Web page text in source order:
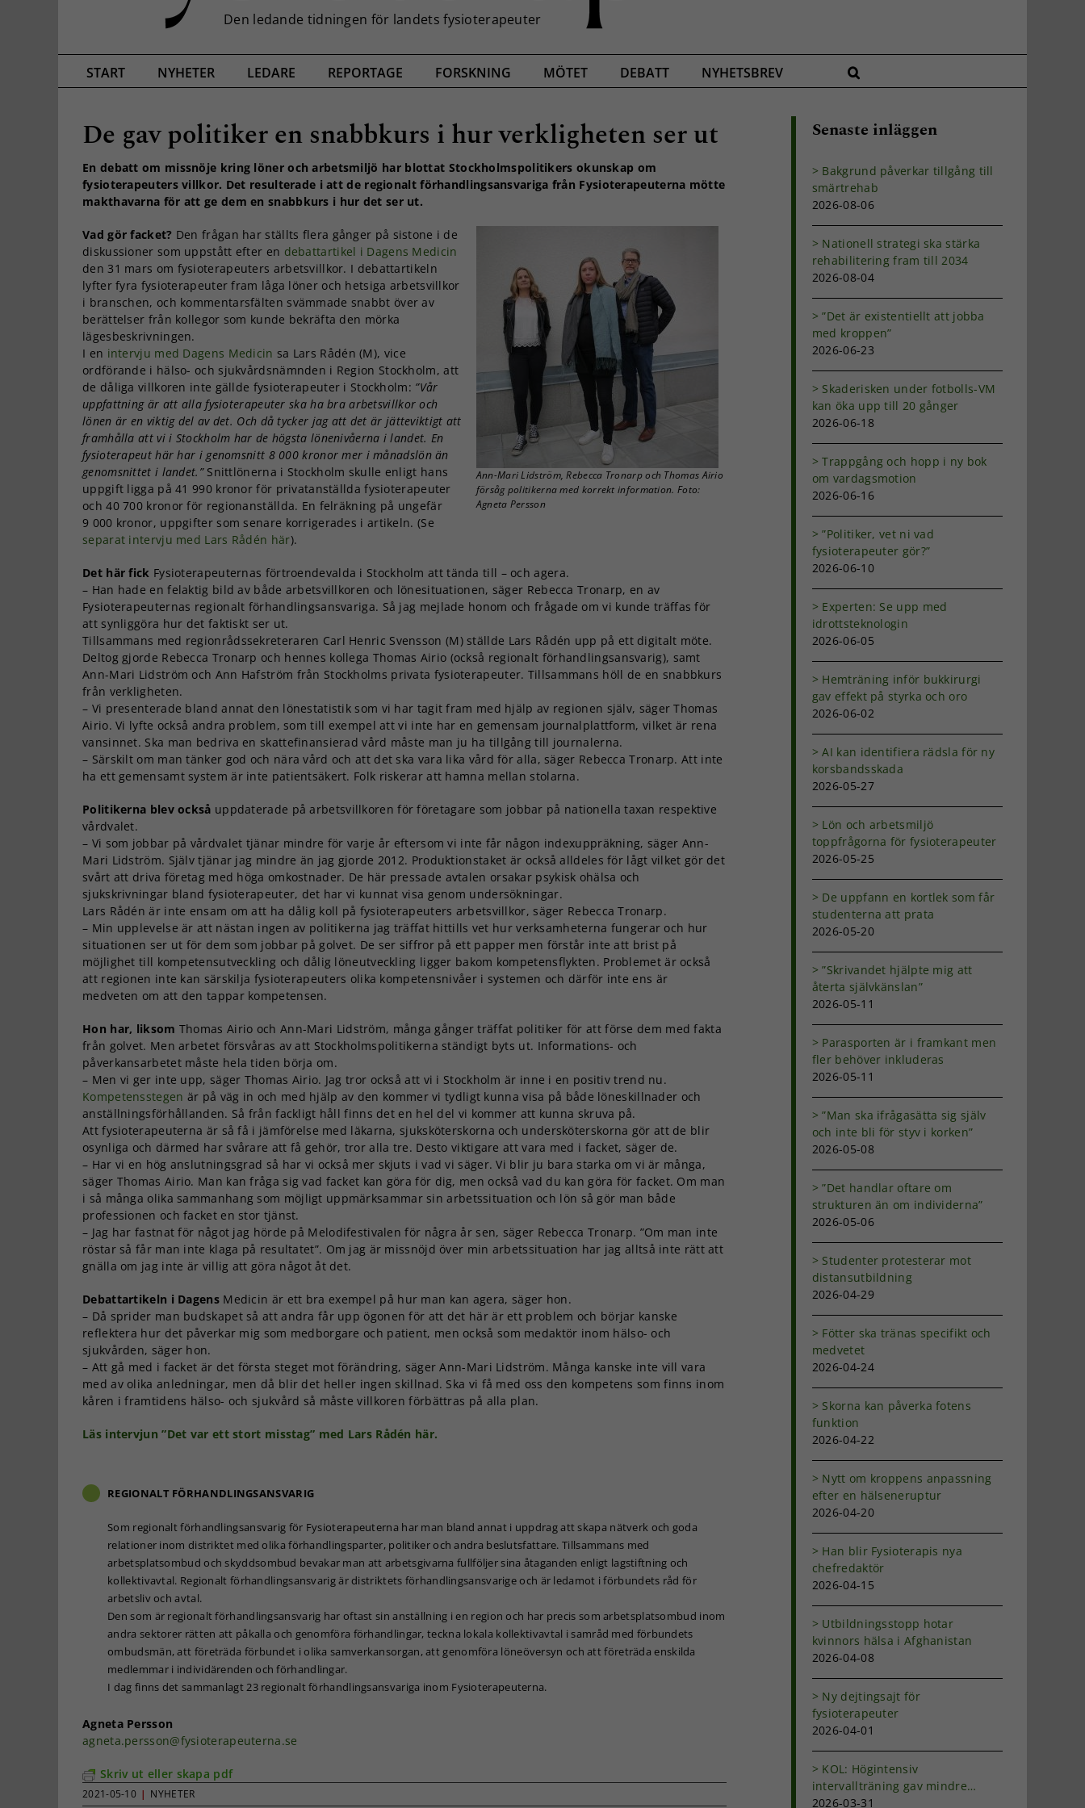
START NYHETER LEDARE REPORTAGE FORSKNING MÖTET DEBATT NYHETSBREV
De gav politiker en snabbkurs i hur verkligheten ser ut
En debatt om missnöje kring löner och arbetsmiljö har blottat Stockholmspolitikers okunskap om
fysioterapeuters villkor. Det resulterade i att de regionalt förhandlingsansvariga från Fysioterapeuterna mötte
makthavarna för att ge dem en snabbkurs i hur det ser ut.
Ann-Mari Lidström, Rebecca Tronarp och Thomas Airio
försåg politikerna med korrekt information. Foto:
Agneta Persson
Vad gör facket? Den frågan har ställts flera gånger på sistone i de
diskussioner som uppstått efter en debattartikel i Dagens Medicin
den 31 mars om fysioterapeuters arbetsvillkor. I debattartikeln
lyfter fyra fysioterapeuter fram låga löner och hetsiga arbetsvillkor
i branschen, och kommentarsfälten svämmade snabbt över av
berättelser från kollegor som kunde bekräfta den mörka
lägesbeskrivningen.
I en intervju med Dagens Medicin sa Lars Rådén (M), vice
ordförande i hälso- och sjukvårdsnämnden i Region Stockholm, att
de dåliga villkoren inte gällde fysioterapeuter i Stockholm: ”Vår
uppfattning är att alla fysioterapeuter ska ha bra arbetsvillkor och
lönen är en viktig del av det. Och då tycker jag att det är jätteviktigt att
framhålla att vi i Stockholm har de högsta lönenivåerna i landet. En
fysioterapeut här har i genomsnitt 8 000 kronor mer i månadslön än
genomsnittet i landet.” Snittlönerna i Stockholm skulle enligt hans
uppgift ligga på 41 990 kronor för privatanställda fysioterapeuter
och 40 700 kronor för regionanställda. En felräkning på ungefär
9 000 kronor, uppgifter som senare korrigerades i artikeln. (Se
separat intervju med Lars Rådén här).
Det här fick Fysioterapeuternas förtroendevalda i Stockholm att tända till – och agera.
– Han hade en felaktig bild av både arbetsvillkoren och lönesituationen, säger Rebecca Tronarp, en av
Fysioterapeuternas regionalt förhandlingsansvariga. Så jag mejlade honom och frågade om vi kunde träffas för
att synliggöra hur det faktiskt ser ut.
Tillsammans med regionrådssekreteraren Carl Henric Svensson (M) ställde Lars Rådén upp på ett digitalt möte.
Deltog gjorde Rebecca Tronarp och hennes kollega Thomas Airio (också regionalt förhandlingsansvarig), samt
Ann-Mari Lidström och Ann Hafström från Stockholms privata fysioterapeuter. Tillsammans höll de en snabbkurs
från verkligheten.
– Vi presenterade bland annat den lönestatistik som vi har tagit fram med hjälp av regionen själv, säger Thomas
Airio. Vi lyfte också andra problem, som till exempel att vi inte har en gemensam journalplattform, vilket är rena
vansinnet. Ska man bedriva en skattefinansierad vård måste man ju ha tillgång till journalerna.
– Särskilt om man tänker god och nära vård och att det ska vara lika vård för alla, säger Rebecca Tronarp. Att inte
ha ett gemensamt system är inte patientsäkert. Folk riskerar att hamna mellan stolarna.
Politikerna blev också uppdaterade på arbetsvillkoren för företagare som jobbar på nationella taxan respektive
vårdvalet.
– Vi som jobbar på vårdvalet tjänar mindre för varje år eftersom vi inte får någon indexuppräkning, säger Ann-
Mari Lidström. Själv tjänar jag mindre än jag gjorde 2012. Produktionstaket är också alldeles för lågt vilket gör det
svårt att driva företag med höga omkostnader. De här pressade avtalen orsakar psykisk ohälsa och
sjukskrivningar bland fysioterapeuter, det har vi kunnat visa genom undersökningar.
Lars Rådén är inte ensam om att ha dålig koll på fysioterapeuters arbetsvillkor, säger Rebecca Tronarp.
– Min upplevelse är att nästan ingen av politikerna jag träffat hittills vet hur verksamheterna fungerar och hur
situationen ser ut för dem som jobbar på golvet. De ser siffror på ett papper men förstår inte att brist på
möjlighet till kompetensutveckling och dålig löneutveckling ligger bakom kompetensflykten. Problemet är också
att regionen inte kan särskilja fysioterapeuters olika kompetensnivåer i systemen och därför inte ens är
medveten om att den tappar kompetensen.
Hon har, liksom Thomas Airio och Ann-Mari Lidström, många gånger träffat politiker för att förse dem med fakta
från golvet. Men arbetet försvåras av att Stockholmspolitikerna ständigt byts ut. Informations- och
påverkansarbetet måste hela tiden börja om.
– Men vi ger inte upp, säger Thomas Airio. Jag tror också att vi i Stockholm är inne i en positiv trend nu.
Kompetensstegen är på väg in och med hjälp av den kommer vi tydligt kunna visa på både löneskillnader och
anställningsförhållanden. Så från fackligt håll finns det en hel del vi kommer att kunna skruva på.
Att fysioterapeuterna är så få i jämförelse med läkarna, sjuksköterskorna och undersköterskorna gör att de blir
osynliga och därmed har svårare att få gehör, tror alla tre. Desto viktigare att vara med i facket, säger de.
– Har vi en hög anslutningsgrad så har vi också mer skjuts i vad vi säger. Vi blir ju bara starka om vi är många,
säger Thomas Airio. Man kan fråga sig vad facket kan göra för dig, men också vad du kan göra för facket. Om man
i så många olika sammanhang som möjligt uppmärksammar sin arbetssituation och lön så gör man både
professionen och facket en stor tjänst.
– Jag har fastnat för något jag hörde på Melodifestivalen för några år sen, säger Rebecca Tronarp. ”Om man inte
röstar så får man inte klaga på resultatet”. Om jag är missnöjd över min arbetssituation har jag alltså inte rätt att
gnälla om jag inte är villig att göra något åt det.
Debattartikeln i DagensMedicin är ett bra exempel på hur man kan agera, säger hon.
– Då sprider man budskapet så att andra får upp ögonen för att det här är ett problem och börjar kanske
reflektera hur det påverkar mig som medborgare och patient, men också som medaktör inom hälso- och
sjukvården, säger hon.
– Att gå med i facket är det första steget mot förändring, säger Ann-Mari Lidström. Många kanske inte vill vara
med av olika anledningar, men då blir det heller ingen skillnad. Ska vi få med oss den kompetens som finns inom
kåren i framtidens hälso- och sjukvård så måste villkoren förbättras på alla plan.
Läs intervjun ”Det var ett stort misstag” med Lars Rådén här.
REGIONALT FÖRHANDLINGSANSVARIG
Som regionalt förhandlingsansvarig för Fysioterapeuterna har man bland annat i uppdrag att skapa nätverk och goda
relationer inom distriktet med olika förhandlingsparter, politiker och andra beslutsfattare. Tillsammans med
arbetsplatsombud och skyddsombud bevakar man att arbetsgivarna fullföljer sina åtaganden enligt lagstiftning och
kollektivavtal. Regionalt förhandlingsansvarig är distriktets förhandlingsansvarige och är ledamot i förbundets råd för
arbetsliv och avtal.
Den som är regionalt förhandlingsansvarig har oftast sin anställning i en region och har precis som arbetsplatsombud inom
andra sektorer rätten att påkalla och genomföra förhandlingar, teckna lokala kollektivavtal i samråd med förbundets
ombudsmän, att företräda förbundet i olika samverkansorgan, att genomföra löneöversyn och att företräda enskilda
medlemmar i individärenden och förhandlingar.
I dag finns det sammanlagt 23 regionalt förhandlingsansvariga inom Fysioterapeuterna.
Agneta Persson
agneta.persson@fysioterapeuterna.se
Skriv ut eller skapa pdf
2021-05-10 | NYHETER
Senaste inläggen
Bakgrund påverkar tillgång till
smärtrehab
2026-08-06
Nationell strategi ska stärka
rehabilitering fram till 2034
2026-08-04
”Det är existentiellt att jobba
med kroppen”
2026-06-23
Skaderisken under fotbolls-VM
kan öka upp till 20 gånger
2026-06-18
Trappgång och hopp i ny bok
om vardagsmotion
2026-06-16
”Politiker, vet ni vad
fysioterapeuter gör?”
2026-06-10
Experten: Se upp med
idrottsteknologin
2026-06-05
Hemträning inför bukkirurgi
gav effekt på styrka och oro
2026-06-02
AI kan identifiera rädsla för ny
korsbandsskada
2026-05-27
Lön och arbetsmiljö
toppfrågorna för fysioterapeuter
2026-05-25
De uppfann en kortlek som får
studenterna att prata
2026-05-20
”Skrivandet hjälpte mig att
återta självkänslan”
2026-05-11
Parasporten är i framkant men
fler behöver inkluderas
2026-05-11
”Man ska ifrågasätta sig själv
och inte bli för styv i korken”
2026-05-08
”Det handlar oftare om
strukturen än om individerna”
2026-05-06
Studenter protesterar mot
distansutbildning
2026-04-29
Fötter ska tränas specifikt och
medvetet
2026-04-24
Skorna kan påverka fotens
funktion
2026-04-22
Nytt om kroppens anpassning
efter en hälseneruptur
2026-04-20
Han blir Fysioterapis nya
chefredaktör
2026-04-15
Utbildningsstopp hotar
kvinnors hälsa i Afghanistan
2026-04-08
Ny dejtingsajt för
fysioterapeuter
2026-04-01
KOL: Högintensiv
intervallträning gav mindre
andfåddhet
2026-03-31
välja bort. De
behövs för
att hemsidan
över huvud
taget ska
Statistik
baserat på